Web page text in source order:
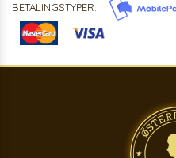
BETALINGSTYPER: